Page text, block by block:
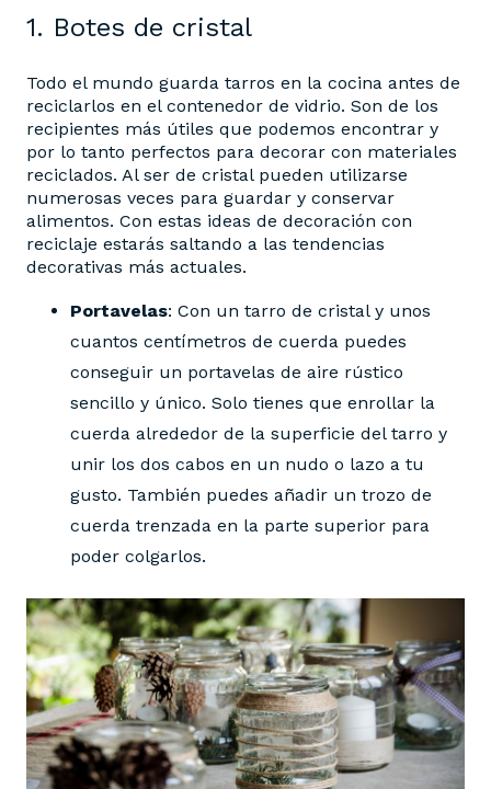
1. Botes de cristal
Todo el mundo guarda tarros en la cocina antes de
reciclarlos en el contenedor de vidrio. Son de los
recipientes más útiles que podemos encontrar y
por lo tanto perfectos para decorar con materiales
reciclados. Al ser de cristal pueden utilizarse
numerosas veces para guardar y conservar
alimentos. Con estas ideas de decoración con
reciclaje estarás saltando a las tendencias
decorativas más actuales.
Portavelas: Con un tarro de cristal y unos
cuantos centímetros de cuerda puedes
conseguir un portavelas de aire rústico
sencillo y único. Solo tienes que enrollar la
cuerda alrededor de la superficie del tarro y
unir los dos cabos en un nudo o lazo a tu
gusto. También puedes añadir un trozo de
cuerda trenzada en la parte superior para
poder colgarlos.